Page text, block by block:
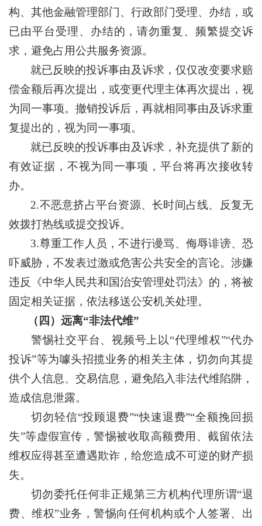
构、其他金融管理部门、行政部门受理、办结，或
已由平台受理、办结的，请勿重复、频繁提交诉
求，避免占用公共服务资源。
就已反映的投诉事由及诉求，仅仅改变要求赔
偿金额后再次提出，或变更代理主体再次提出，视
为同一事项。撤销投诉后，再就相同事由及诉求重
复提出的，视为同一事项。
就已反映的投诉事由及诉求，补充提供了新的
有效证据，不视为同一事项，平台将再次接收转
办。
2.不恶意挤占平台资源、长时间占线、反复无
效拨打热线或提交投诉。
3.尊重工作人员，不进行谩骂、侮辱诽谤、恐
吓威胁，不发表过激或危害公共安全的言论。涉嫌
违反《中华人民共和国治安管理处罚法》的，将被
固定相关证据，依法移送公安机关处理。
（四）远离“非法代维”
警惕社交平台、视频号上以“代理维权”“代办
投诉”等为噱头招揽业务的相关主体，切勿向其提
供个人信息、交易信息，避免陷入非法代维陷阱，
造成信息泄露。
切勿轻信“投顾退费”“快速退费”“全额挽回损
失”等虚假宣传，警惕被收取高额费用、截留依法
维权应得甚至遭遇欺诈，给您造成不可逆的财产损
失。
切勿委托任何非正规第三方机构代理所谓“退
费、维权”业务，警惕向任何机构或个人签署、出